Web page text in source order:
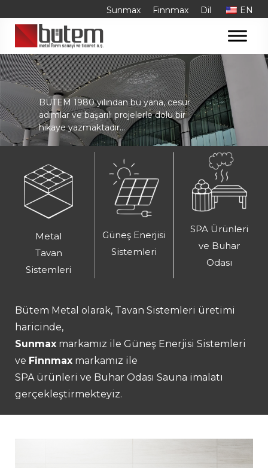
content
Sunmax Finnmax Dil EN
BÜTEM 1980 yılından bu yana, cesur
adımlar ve başarılı projelerle dolu bir
hikaye yazmaktadır…
Metal
Tavan
Sistemleri
Güneş Enerjisi
Sistemleri
SPA Ürünleri
ve Buhar
Odası
Bütem Metal olarak, Tavan Sistemleri üretimi
haricinde,
Sunmax markamız ile Güneş Enerjisi Sistemleri
ve Finnmax markamız ile
SPA ürünleri ve Buhar Odası Sauna imalatı
gerçekleştirmekteyiz.